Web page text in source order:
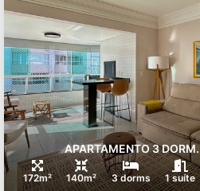
APARTAMENTO 3 DORM.
172m² 140m² 3 dorms 1 suíte